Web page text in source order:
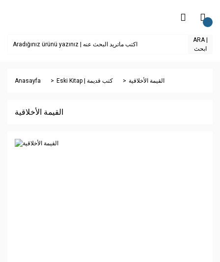
ARA |
ابحث
Anasayfa Eski Kitap | كتب قديمة القيمة الأخلاقية
القيمة الأخلاقية